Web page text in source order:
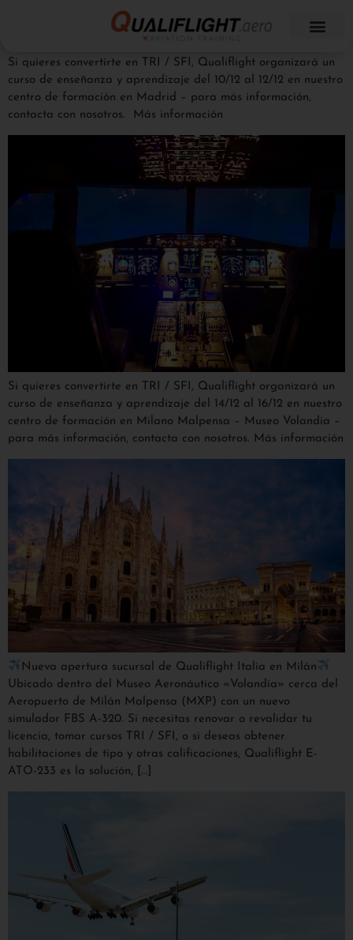
Si quieres convertirte en TRI / SFI, Qualiflight organizará un
curso de enseñanza y aprendizaje del 10/12 al 12/12 en nuestro
centro de formación en Madrid – para más información,
contacta con nosotros. Más información
Si quieres convertirte en TRI / SFI, Qualiflight organizará un
curso de enseñanza y aprendizaje del 14/12 al 16/12 en nuestro
centro de formación en Milano Malpensa – Museo Volandia –
para más información, contacta con nosotros. Más información
Nueva apertura sucursal de Qualiflight Italia en Milán
Ubicado dentro del Museo Aeronáutico «Volandia» cerca del
Aeropuerto de Milán Malpensa (MXP) con un nuevo
simulador FBS A-320. Si necesitas renovar o revalidar tu
licencia, tomar cursos TRI / SFI, o si deseas obtener
habilitaciones de tipo y otras calificaciones, Qualiflight E-
ATO-233 es la solución, […]